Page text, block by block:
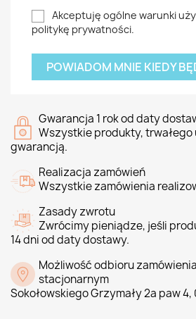
Akceptuję ogólne warunki
politykę prywatności.
POWIADOM MNIE KIEDY
Gwarancja 1 rok od daty
Wszystkie produkty,
gwarancją.
Realizacja zamówień
Wszystkie zamówienia
Zasady zwrotu
Zwrócimy pieniądze, jeśli
14 dni od daty dostawy.
Możliwość odbioru
stacjonarnym
Sokołowskiego Grzymały 2a paw